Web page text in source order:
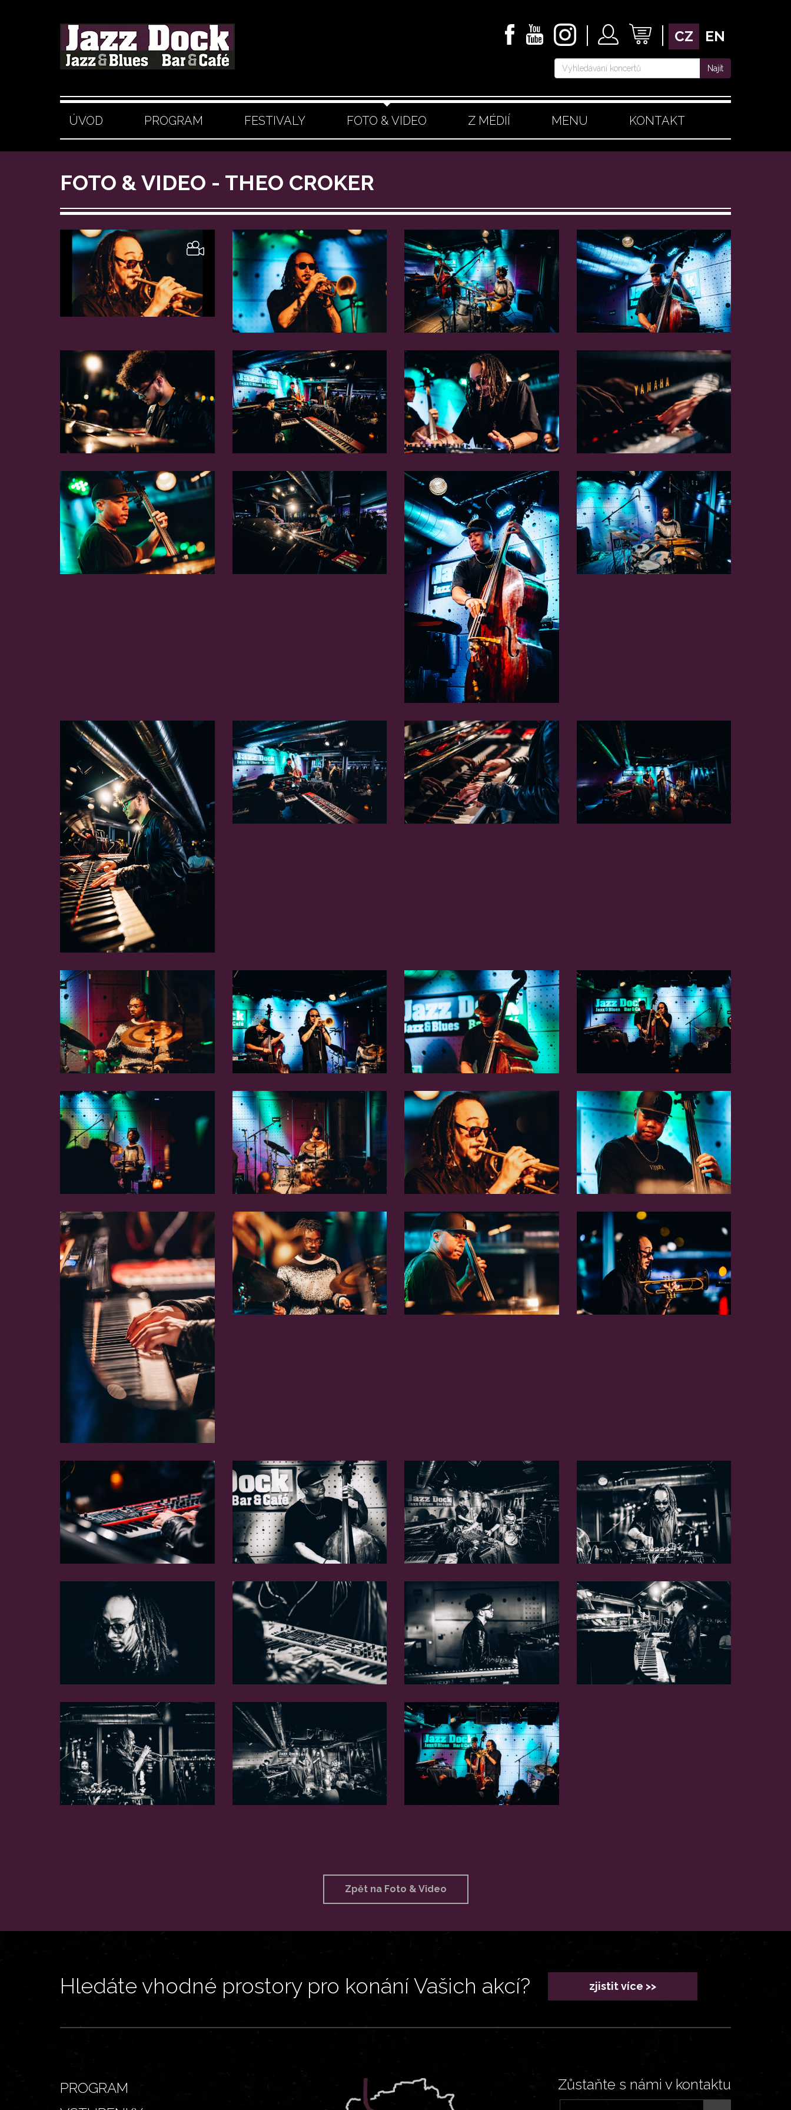
CZ EN
Najít
ÚVOD PROGRAM FESTIVALY FOTO & VIDEO Z MÉDIÍ MENU KONTAKT
FOTO & VIDEO - THEO CROKER
Zpět na Foto & Video
Hledáte vhodné prostory pro konání Vašich akcí? zjistit více >>
PROGRAM
Zůstaňte s námi v kontaktu